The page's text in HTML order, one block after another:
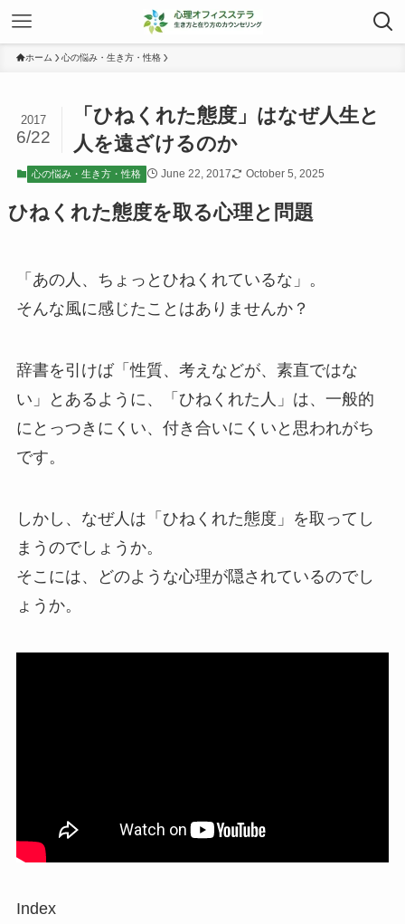
ホーム 心の悩み・生き方・性格
「ひねくれた態度」はなぜ人生と
人を遠ざけるのか
2017
6/22
心の悩み・生き方・性格 June 22, 2017 October 5, 2025
ひねくれた態度を取る心理と問題
「あの人、ちょっとひねくれているな」。
そんな風に感じたことはありませんか？
辞書を引けば「性質、考えなどが、素直ではな
い」とあるように、「ひねくれた人」は、一般的
にとっつきにくい、付き合いにくいと思われがち
です。
しかし、なぜ人は「ひねくれた態度」を取ってし
まうのでしょうか。
そこには、どのような心理が隠されているのでし
ょうか。
Index